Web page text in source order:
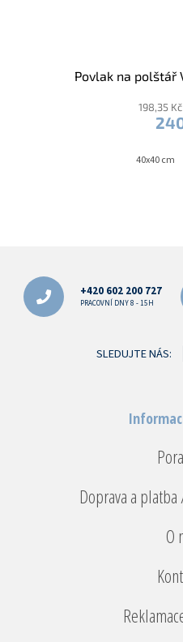
Povlak na polštář
198,35
40x40 cm
+420 602 200 727
PRACOVNÍ DNY 8 - 15H
SLEDUJTE NÁS:
Doprava a
O